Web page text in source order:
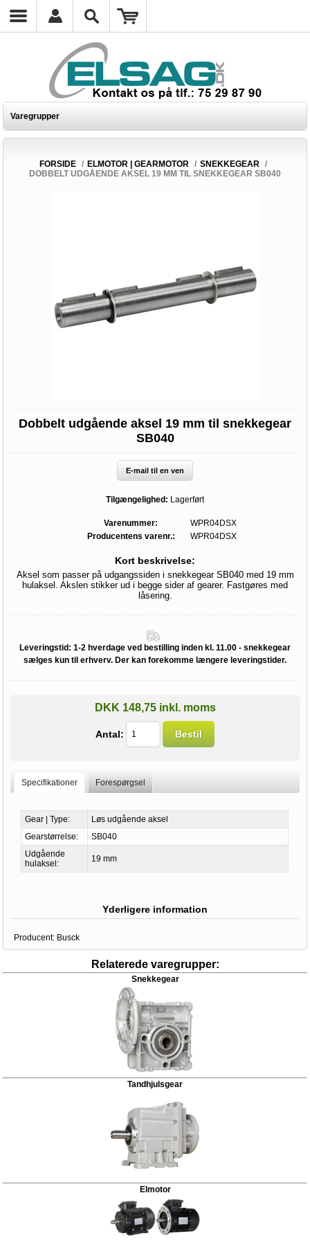
Varegrupper
FORSIDE / ELMOTOR | GEARMOTOR / SNEKKEGEAR /
DOBBELT UDGÅENDE AKSEL 19 MM TIL SNEKKEGEAR SB040
Dobbelt udgående aksel 19 mm til snekkegear
SB040
E-mail til en ven
Tilgængelighed: Lagerført
Varenummer:
WPR04DSX
Producentens varenr.:
WPR04DSX
Kort beskrivelse:
Aksel som passer på udgangssiden i snekkegear SB040 med 19 mm
hulaksel. Akslen stikker ud i begge sider af gearer. Fastgøres med
låsering.
Leveringstid: 1-2 hverdage ved bestilling inden kl. 11.00 - snekkegear
sælges kun til erhverv. Der kan forekomme længere leveringstider.
DKK 148,75 inkl. moms
Antal: Bestil
Specifikationer Forespørgsel
Gear | Type:
Løs udgående aksel
Gearstørrelse:
SB040
Udgående
hulaksel:
19 mm
Yderligere information
Producent: Busck
Relaterede varegrupper:
Snekkegear
Tandhjulsgear
Elmotor